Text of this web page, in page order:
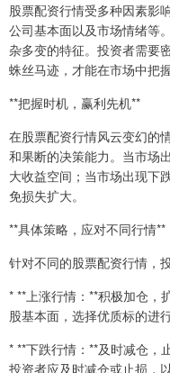
股票配资行情受多种因素影
公司基本面以及市场情绪等
杂多变的特征。投资者需要
蛛丝马迹，才能在市场中把握
**把握时机，赢利先机**
在股票配资行情风云变幻的
和果断的决策能力。当市场
大收益空间；当市场出现下
免损失扩大。
**具体策略，应对不同行情**
针对不同的股票配资行情，
* **上涨行情：**积极加仓，
股基本面，选择优质标的进
* **下跌行情：**及时减仓，
投资者应及时减仓或止损，